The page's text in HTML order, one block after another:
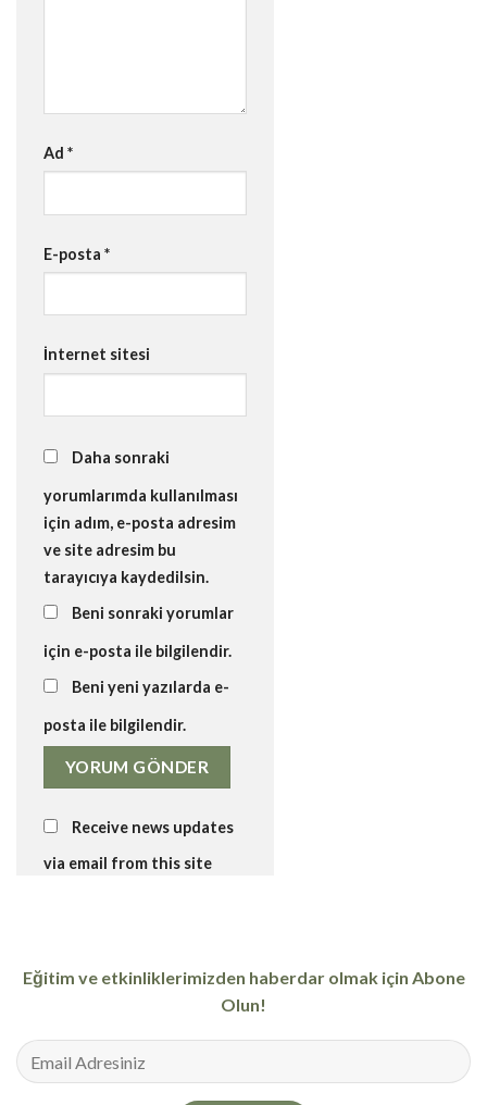
Ad *
E-posta *
İnternet sitesi
Daha sonraki
yorumlarımda kullanılması
için adım, e-posta adresim
ve site adresim bu
tarayıcıya kaydedilsin.
Beni sonraki yorumlar
için e-posta ile bilgilendir.
Beni yeni yazılarda e-
posta ile bilgilendir.
Receive news updates
via email from this site
Eğitim ve etkinliklerimizden haberdar olmak için Abone
Olun!